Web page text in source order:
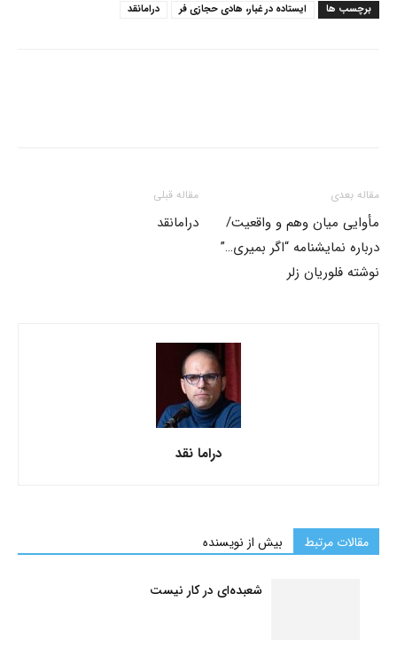
برچسب ها ایستاده در غبار، هادی حجازی فر درامانقد
مقاله قبلی
درامانقد
مقاله بعدی
مأوایی میان وهم و واقعیت/
درباره نمایشنامه “اگر بمیری…”
نوشته فلوریان زلر
دراما نقد
مقالات مرتبط بیش از نویسنده
شعبده‌ای در کار نیست